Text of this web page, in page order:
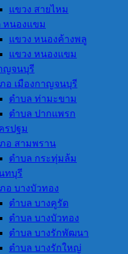
แขวง สายไหม
หนองแขม
แขวง หนองค้างพลู
แขวง หนองแขม
ญจนบุรี
ภอ เมืองกาญจนบุรี
ตำบล ท่ามะขาม
ตำบล ปากแพรก
รปฐม
ภอ สามพราน
ตำบล กระทุ่มล้ม
ทบุรี
ภอ บางบัวทอง
ตำบล บางคูรัด
ตำบล บางบัวทอง
ตำบล บางรักพัฒนา
ตำบล บางรักใหญ่